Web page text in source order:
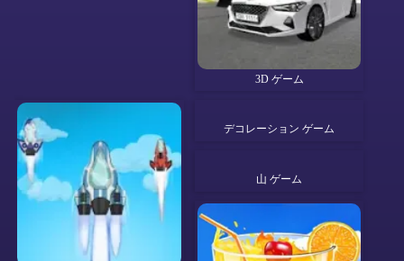
3D ゲーム
デコレーション ゲーム
山 ゲーム